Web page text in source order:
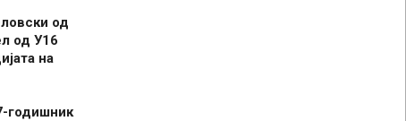
од
од У16
на
годишник